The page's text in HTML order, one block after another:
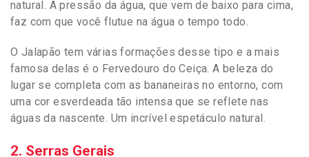
natural. A pressão da água, que vem de baixo para cima,
faz com que você flutue na água o tempo todo.
O Jalapão tem várias formações desse tipo e a mais
famosa delas é o Fervedouro do Ceiça. A beleza do
lugar se completa com as bananeiras no entorno, com
uma cor esverdeada tão intensa que se reflete nas
águas da nascente. Um incrível espetáculo natural.
2. Serras Gerais